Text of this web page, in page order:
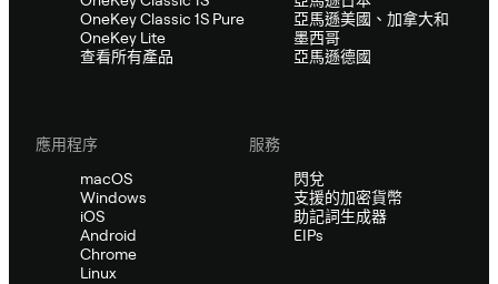
OneKey Classic 1S Pure
OneKey Lite
查看所有產品
亞馬遜美國、加拿大和
墨西哥
亞馬遜德國
應用程序
macOS
Windows
iOS
Android
Chrome
Linux
服務
閃兌
支援的加密貨幣
助記詞生成器
EIPs